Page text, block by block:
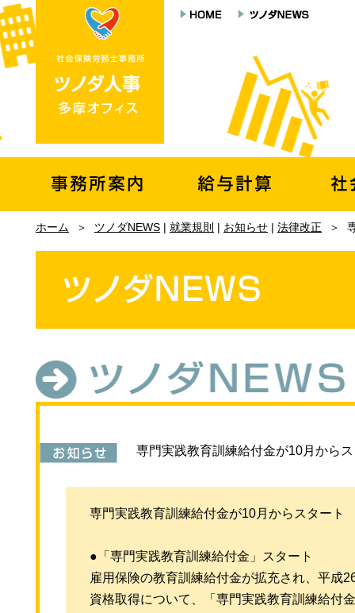
ホーム ＞ ツノダNEWS | 就業規則 | お知らせ | 法律改正 ＞
専門実践教育訓練給付金が10月から
専門実践教育訓練給付金が10月からスタート
●「専門実践教育訓練給付金」スタート
雇用保険の教育訓練給付金が拡充され、平成
資格取得について、「専門実践教育訓練給付